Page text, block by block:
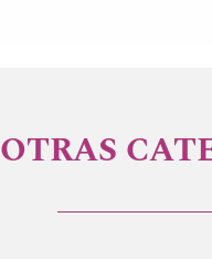
OTRAS